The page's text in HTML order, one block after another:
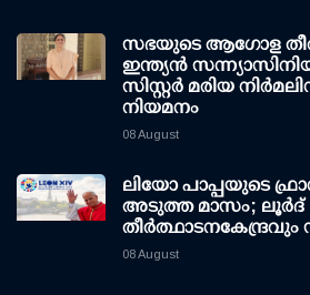
സഭയുടെ ആഗോള
ഇന്ത്യൻ
സിസ്റ്റർ മരിയ
നിയമനം
08 August
ലിയോ പാപ്പയുടെ
അടുത്ത മാസം; ലൂർദ്
തീർത്ഥാടനകേന്ദ്രവും
08 August